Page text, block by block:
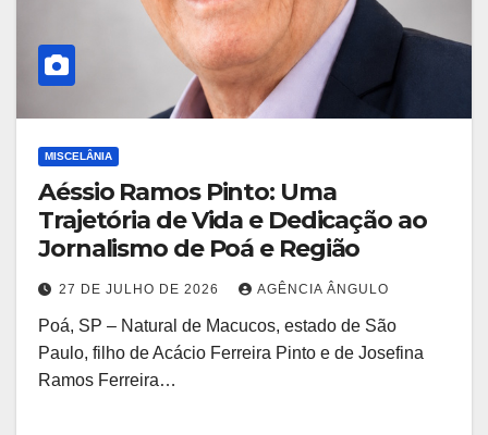
MISCELÂNIA
Aéssio Ramos Pinto: Uma
Trajetória de Vida e Dedicação ao
Jornalismo de Poá e Região
27 DE JULHO DE 2026 AGÊNCIA ÂNGULO
Poá, SP – Natural de Macucos, estado de São
Paulo, filho de Acácio Ferreira Pinto e de Josefina
Ramos Ferreira…